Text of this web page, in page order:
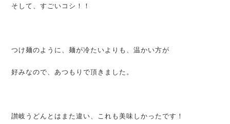
そして、すごいコシ！！
つけ麺のように、麺が冷たいよりも、温かい方が
好みなので、あつもりで頂きました。
讃岐うどんとはまた違い、これも美味しかったです！